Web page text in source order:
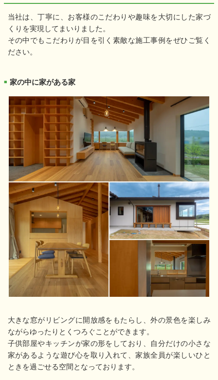
当社は、丁寧に、お客様のこだわりや趣味を大切にした家づ
くりを実現してまいりました。
その中でもこだわりが目を引く素敵な施工事例をぜひご覧く
ださい。
■ 家の中に家がある家
大きな窓がリビングに開放感をもたらし、外の景色を楽しみ
ながらゆったりとくつろぐことができます。
子供部屋やキッチンが家の形をしており、自分だけの小さな
家があるような遊び心を取り入れて、家族全員が楽しいひと
ときを過ごせる空間となっております。